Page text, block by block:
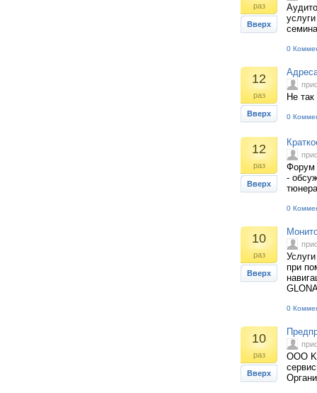
раз
Вверх
0
12
раз
Вверх
Не
0
12
раз
Вверх
Форум
-
тюнера
0
10
раз
Вверх
при
0
10
раз
Вверх
ООО